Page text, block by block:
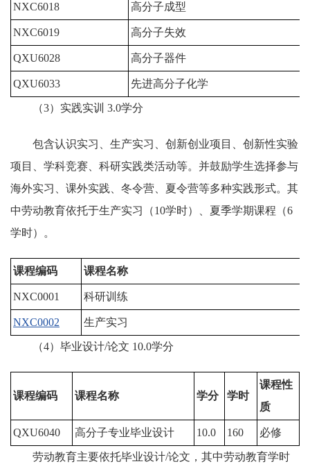
NXC6018 高分子成型
NXC6019 高分子失效
QXU6028 高分子器件
QXU6033 先进高分子化学
（3）实践实训 3.0学分
包含认识实习、生产实习、创新创业项目、创新性实验
项目、学科竞赛、科研实践类活动等。并鼓励学生选择参与
海外实习、课外实践、冬令营、夏令营等多种实践形式。其
中劳动教育依托于生产实习（10学时）、夏季学期课程（6
学时）。
课程编码 课程名称
NXC0001 科研训练
NXC0002 生产实习
（4）毕业设计/论文 10.0学分
课程编码 课程名称 学分 学时
课程性
质
QXU6040 高分子专业毕业设计 10.0 160 必修
劳动教育主要依托毕业设计/论文，其中劳动教育学时